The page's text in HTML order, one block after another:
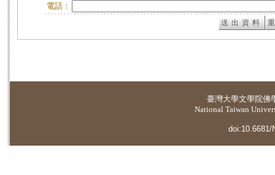
電話：
臺灣大學文學院佛
National Taiwan
doi:10.6681/